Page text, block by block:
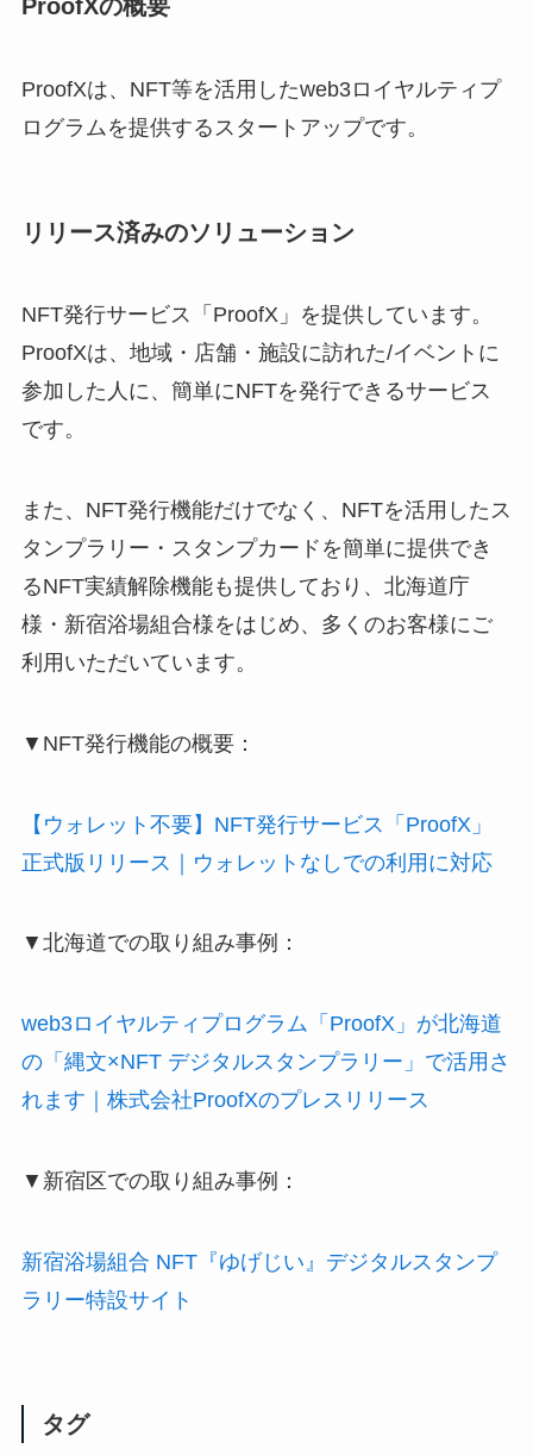
ProofXの概要
ProofXは、NFT等を活用したweb3ロイヤルティプ
ログラムを提供するスタートアップです。
リリース済みのソリューション
NFT発行サービス「ProofX」を提供しています。
ProofXは、地域・店舗・施設に訪れた/イベントに
参加した人に、簡単にNFTを発行できるサービス
です。
また、NFT発行機能だけでなく、NFTを活用したス
タンプラリー・スタンプカードを簡単に提供でき
るNFT実績解除機能も提供しており、北海道庁
様・新宿浴場組合様をはじめ、多くのお客様にご
利用いただいています。
▼NFT発行機能の概要：
【ウォレット不要】NFT発行サービス「ProofX」
正式版リリース｜ウォレットなしでの利用に対応
▼北海道での取り組み事例：
web3ロイヤルティプログラム「ProofX」が北海道
の「縄文×NFT デジタルスタンプラリー」で活用さ
れます｜株式会社ProofXのプレスリリース
▼新宿区での取り組み事例：
新宿浴場組合 NFT『ゆげじい』デジタルスタンプ
ラリー特設サイト
タグ